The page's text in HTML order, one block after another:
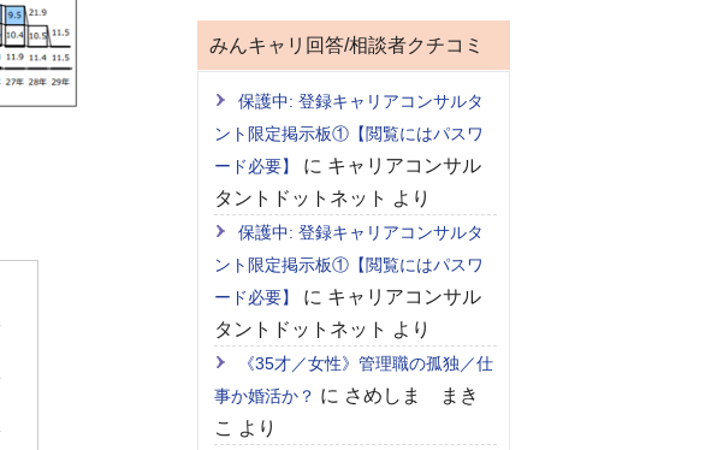
みんキャリ回答/相談者クチコミ
保護中: 登録キャリアコンサルタ
ント限定掲示板①【閲覧にはパスワ
ード必要】
に キャリアコンサル
タントドットネット より
保護中: 登録キャリアコンサルタ
ント限定掲示板①【閲覧にはパスワ
ード必要】
に キャリアコンサル
タントドットネット より
《35才／女性》管理職の孤独／仕
事か婚活か？ に さめしま まき
こ より